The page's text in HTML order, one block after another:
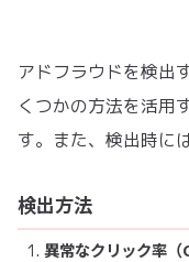
アドフラウドを検出
くつかの方法を活用
す。また、検出時に
検出方法
異常なクリック率（